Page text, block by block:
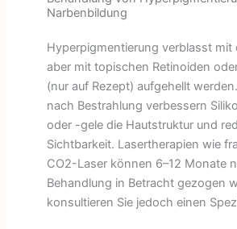
Narbenbildung
Hyperpigmentierung verblasst mit
aber mit topischen Retinoiden
(nur auf Rezept) aufgehellt
nach Bestrahlung verbessern
oder -gele die Hautstruktur und
Sichtbarkeit. Lasertherapien wie
CO2-Laser können 6–12 Monate
Behandlung in Betracht gezogen
konsultieren Sie jedoch einen